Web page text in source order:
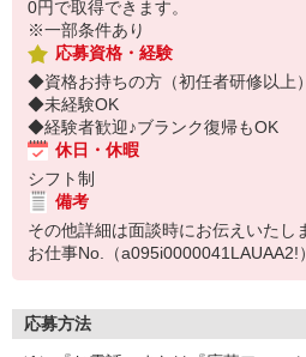
0円で取得できます。
※一部条件あり
応募資格・経験
◆資格お持ちの方（初任者研修以上）
◆未経験OK
◆経験者歓迎♪ブランク復帰もOK
休日・休暇
シフト制
備考
その他詳細は面談時にお伝えいたし
お仕事No.（a095i0000041LAUAA2!）
応募方法